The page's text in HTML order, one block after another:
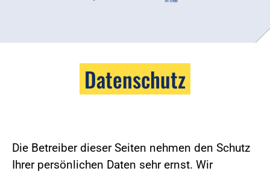
Datenschutz
Die Betreiber dieser Seiten nehmen den Schutz
Ihrer persönlichen Daten sehr ernst. Wir